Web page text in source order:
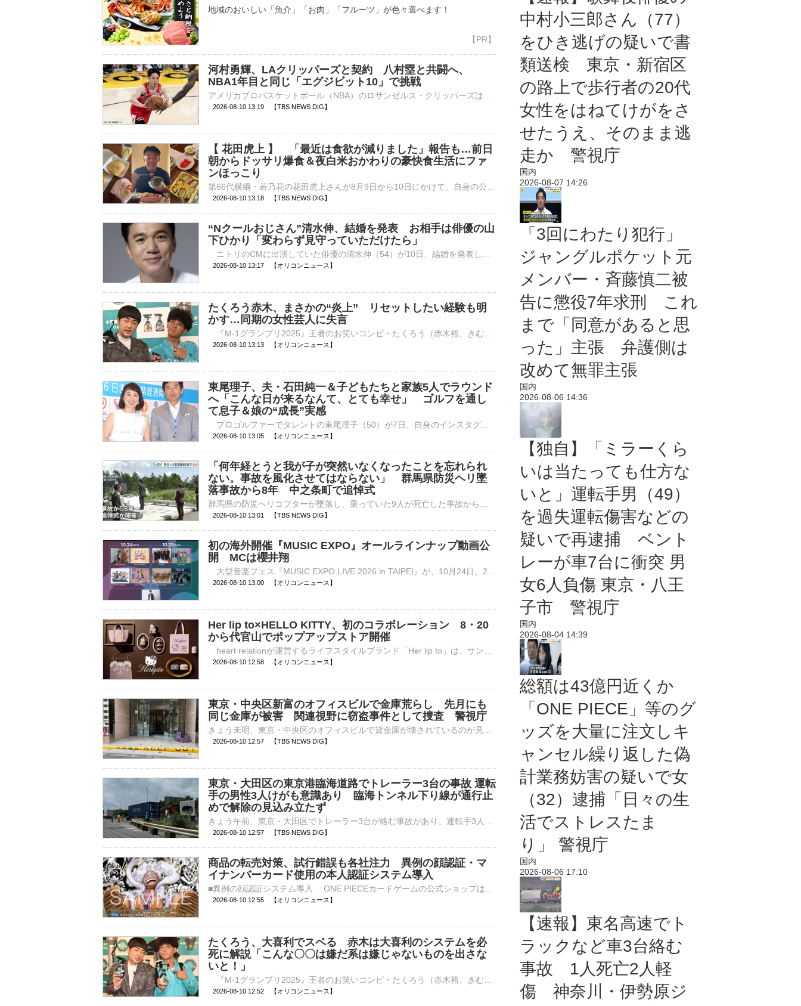
地域のおいしい「魚介」「お肉」「フルーツ」が色々選べます！
河村勇輝、LAクリッパーズと契約 八村塁と共闘へ、
NBA1年目と同じ「エグジビット10」で挑戦
2026-08-10 13:19 【TBS NEWS DIG】
【 花田虎上 】 「最近は食欲が減りました」報告も…前日
朝からドッサリ爆食＆夜白米おかわりの豪快食生活にファ
ンほっこり
2026-08-10 13:18 【TBS NEWS DIG】
“Nクールおじさん”清水伸、結婚を発表 お相手は俳優の山
下ひかり「変わらず見守っていただけたら」
2026-08-10 13:17 【オリコンニュース】
たくろう赤木、まさかの“炎上” リセットしたい経験も明
かす…同期の女性芸人に失言
2026-08-10 13:13 【オリコンニュース】
東尾理子、夫・石田純一＆子どもたちと家族5人でラウンド
へ「こんな日が来るなんて、とても幸せ」 ゴルフを通し
て息子＆娘の“成長”実感
2026-08-10 13:05 【オリコンニュース】
「何年経とうと我が子が突然いなくなったことを忘れられ
ない。事故を風化させてはならない」 群馬県防災ヘリ墜
落事故から8年 中之条町で追悼式
2026-08-10 13:01 【TBS NEWS DIG】
初の海外開催『MUSIC EXPO』オールラインナップ動画公
開 MCは櫻井翔
2026-08-10 13:00 【オリコンニュース】
Her lip to×HELLO KITTY、初のコラボレーション 8・20
から代官山でポップアップストア開催
2026-08-10 12:58 【オリコンニュース】
東京・中央区新富のオフィスビルで金庫荒らし 先月にも
同じ金庫が被害 関連視野に窃盗事件として捜査 警視庁
2026-08-10 12:57 【TBS NEWS DIG】
東京・大田区の東京港臨海道路でトレーラー3台の事故 運転
手の男性3人けがも意識あり 臨海トンネル下り線が通行止
めで解除の見込み立たず
2026-08-10 12:57 【TBS NEWS DIG】
商品の転売対策、試行錯誤も各社注力 異例の顔認証・マ
イナンバーカード使用の本人認証システム導入
2026-08-10 12:55 【オリコンニュース】
たくろう、大喜利でスベる 赤木は大喜利のシステムを必
死に解説「こんな〇〇は嫌だ系は嫌じゃないものを出さな
いと！」
2026-08-10 12:52 【オリコンニュース】
中村小三郎さん（77）
をひき逃げの疑いで書
類送検 東京・新宿区
の路上で歩行者の20代
女性をはねてけがをさ
せたうえ、そのまま逃
走か 警視庁
国内
2026-08-07 14:26
「3回にわたり犯行」
ジャングルポケット元
メンバー・斉藤慎二被
告に懲役7年求刑 これ
まで「同意があると思
った」主張 弁護側は
改めて無罪主張
国内
2026-08-06 14:36
【独自】「ミラーくら
いは当たっても仕方な
いと」運転手男（49）
を過失運転傷害などの
疑いで再逮捕 ベント
レーが車7台に衝突 男
女6人負傷 東京・八王
子市 警視庁
国内
2026-08-04 14:39
総額は43億円近くか
「ONE PIECE」等のグ
ッズを大量に注文しキ
ャンセル繰り返した偽
計業務妨害の疑いで女
（32）逮捕「日々の生
活でストレスたま
り」 警視庁
国内
2026-08-06 17:10
【速報】東名高速でト
ラックなど車3台絡む
事故 1人死亡2人軽
傷 神奈川・伊勢原ジ